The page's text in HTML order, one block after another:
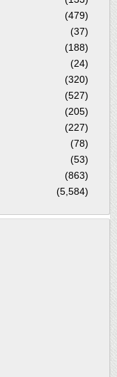
(479)
(37)
(188)
(24)
(320)
(527)
(205)
(227)
(78)
(53)
(863)
(5,584)